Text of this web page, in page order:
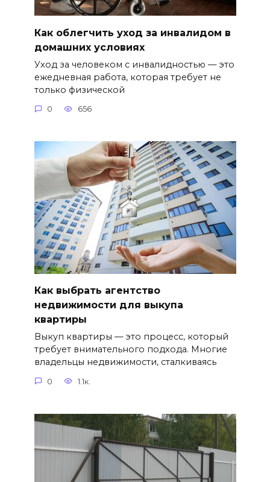
Как облегчить уход за инвалидом в
домашних условиях
Уход за человеком с инвалидностью — это
ежедневная работа, которая требует не
только физической
0 656
Как выбрать агентство
недвижимости для выкупа
квартиры
Выкуп квартиры — это процесс, который
требует внимательного подхода. Многие
владельцы недвижимости, сталкиваясь
0 1.1к.